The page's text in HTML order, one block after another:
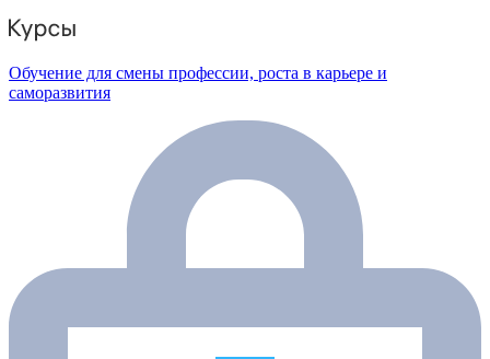
Обучение для смены профессии, роста в карьере и
саморазвития